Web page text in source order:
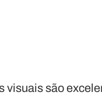
visuais são